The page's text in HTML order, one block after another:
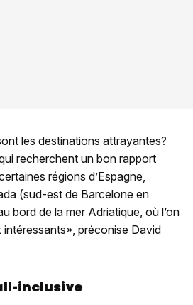
les destinations attrayantes?
recherchent un bon rapport
régions d’Espagne,
(sud-est de Barcelone en
bord de la mer Adriatique, où l’on
préconise David
inclusive